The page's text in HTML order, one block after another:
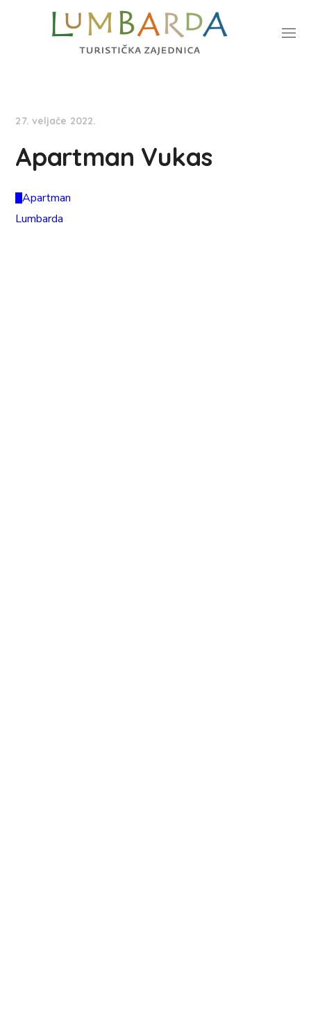
27. veljače 2022.
Apartman Vukas
Apartman
Lumbarda